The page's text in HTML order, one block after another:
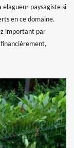
elagueur paysagiste si
en ce domaine.
important par